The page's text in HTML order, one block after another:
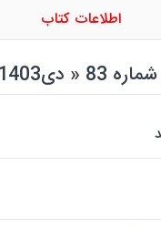
اطلاعات کتاب